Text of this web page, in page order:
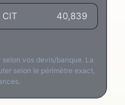
CIT 40,839
vos devis/banque. La
selon le périmètre exact,